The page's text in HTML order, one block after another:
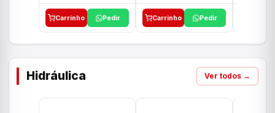
Carrinho Pedir Carrinho Pedir
Hidráulica Ver todos →